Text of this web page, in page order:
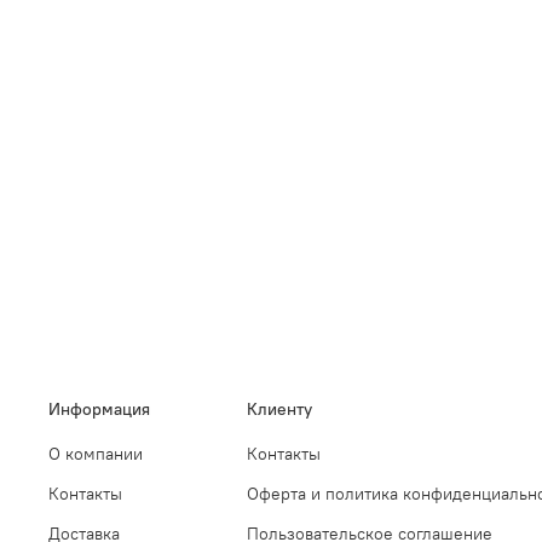
Информация
О компании
Контакты
Доставка
Клиенту
Контакты
Оферта и политика
Пользовательское соглашение